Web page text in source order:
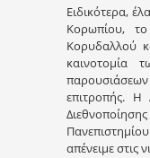
Ειδικότερα,
Κορωπίου,
Κορυδαλλού
καινοτομία
παρουσιάσεων
επιτροπής. Η
απένειμε στις